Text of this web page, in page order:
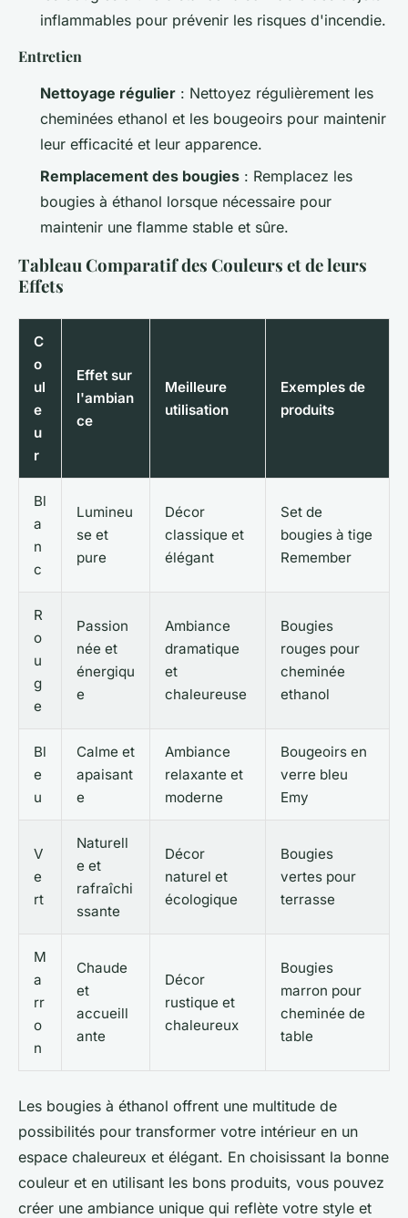
inflammables pour prévenir les risques d'incendie.
Entretien
Nettoyage régulier : Nettoyez régulièrement les
cheminées ethanol et les bougeoirs pour maintenir
leur efficacité et leur apparence.
Remplacement des bougies : Remplacez les
bougies à éthanol lorsque nécessaire pour
maintenir une flamme stable et sûre.
Tableau Comparatif des Couleurs et de leurs
Effets
C
o
ul
e
u
r
Effet sur
l'ambian
ce
Meilleure
utilisation
Exemples de
produits
Bl
a
n
c
Lumineu
se et
pure
Décor
classique et
élégant
Set de
bougies à tige
Remember
R
o
u
g
e
Passion
née et
énergiqu
e
Ambiance
dramatique
et
chaleureuse
Bougies
rouges pour
cheminée
ethanol
Bl
e
u
Calme et
apaisant
e
Ambiance
relaxante et
moderne
Bougeoirs en
verre bleu
Emy
V
e
rt
Naturell
e et
rafraîchi
ssante
Décor
naturel et
écologique
Bougies
vertes pour
terrasse
M
a
rr
o
n
Chaude
et
accueill
ante
Décor
rustique et
chaleureux
Bougies
marron pour
cheminée de
table
Les bougies à éthanol offrent une multitude de
possibilités pour transformer votre intérieur en un
espace chaleureux et élégant. En choisissant la bonne
couleur et en utilisant les bons produits, vous pouvez
créer une ambiance unique qui reflète votre style et